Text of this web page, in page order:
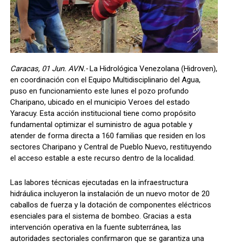
Caracas, 01 Jun. AVN.-La Hidrológica Venezolana (Hidroven),
en coordinación con el Equipo Multidisciplinario del Agua,
puso en funcionamiento este lunes el pozo profundo
Charipano, ubicado en el municipio Veroes del estado
Yaracuy. Esta acción institucional tiene como propósito
fundamental optimizar el suministro de agua potable y
atender de forma directa a 160 familias que residen en los
sectores Charipano y Central de Pueblo Nuevo, restituyendo
el acceso estable a este recurso dentro de la localidad.
Las labores técnicas ejecutadas en la infraestructura
hidráulica incluyeron la instalación de un nuevo motor de 20
caballos de fuerza y la dotación de componentes eléctricos
esenciales para el sistema de bombeo. Gracias a esta
intervención operativa en la fuente subterránea, las
autoridades sectoriales confirmaron que se garantiza una